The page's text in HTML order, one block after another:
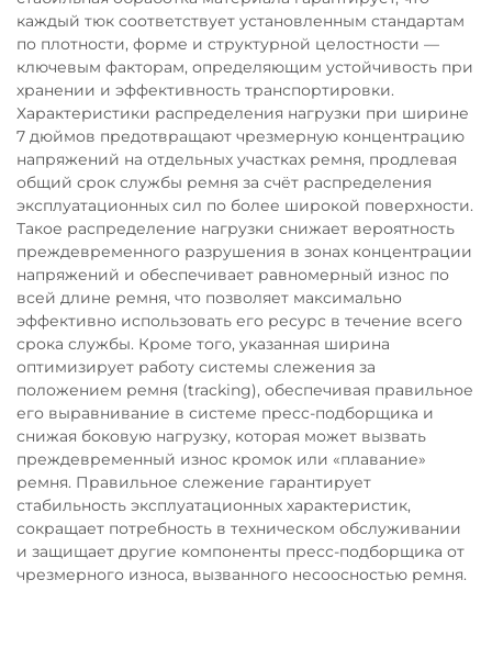
каждый тюк соответствует установленным стандартам
по плотности, форме и структурной целостности —
ключевым факторам, определяющим устойчивость при
хранении и эффективность транспортировки.
Характеристики распределения нагрузки при ширине
7 дюймов предотвращают чрезмерную концентрацию
напряжений на отдельных участках ремня, продлевая
общий срок службы ремня за счёт распределения
эксплуатационных сил по более широкой поверхности.
Такое распределение нагрузки снижает вероятность
преждевременного разрушения в зонах концентрации
напряжений и обеспечивает равномерный износ по
всей длине ремня, что позволяет максимально
эффективно использовать его ресурс в течение всего
срока службы. Кроме того, указанная ширина
оптимизирует работу системы слежения за
положением ремня (tracking), обеспечивая правильное
его выравнивание в системе пресс-подборщика и
снижая боковую нагрузку, которая может вызвать
преждевременный износ кромок или «плавание»
ремня. Правильное слежение гарантирует
стабильность эксплуатационных характеристик,
сокращает потребность в техническом обслуживании
и защищает другие компоненты пресс-подборщика от
чрезмерного износа, вызванного несоосностью ремня.